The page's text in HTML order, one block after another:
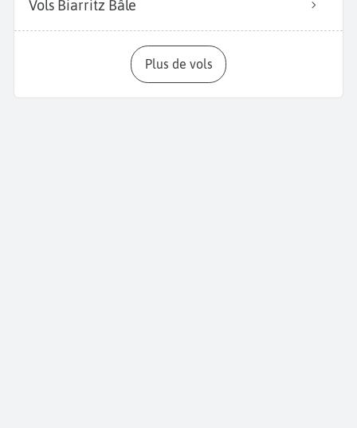
Vols Biarritz Bâle
Plus de vols